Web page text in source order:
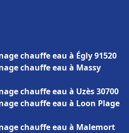
chauffe eau à Égly 91520
chauffe eau à Massy
chauffe eau à Uzès 30700
chauffe eau à Loon Plage
chauffe eau à Malemort